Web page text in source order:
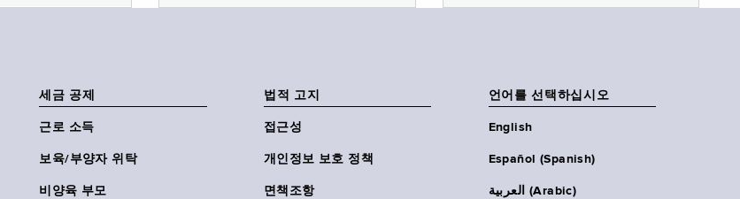
세금 공제
근로 소득
보육/부양자 위탁
비양육 부모
법적 고지
접근성
개인정보 보호 정책
면책조항
언어를 선택하십시오
English
Español (Spanish)
العربية (Arabic)